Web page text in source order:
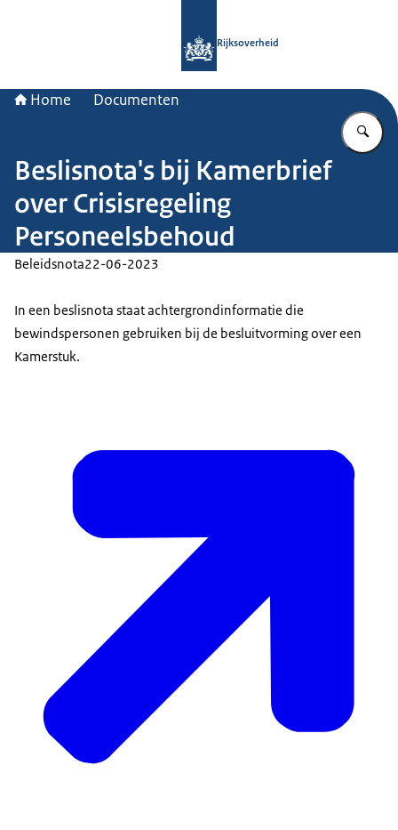
Rijksoverheid
Home Documenten
Beslisnota's bij Kamerbrief
over Crisisregeling
Personeelsbehoud
Beleidsnota22-06-2023
In een beslisnota staat achtergrondinformatie die
bewindspersonen gebruiken bij de besluitvorming over een
Kamerstuk.